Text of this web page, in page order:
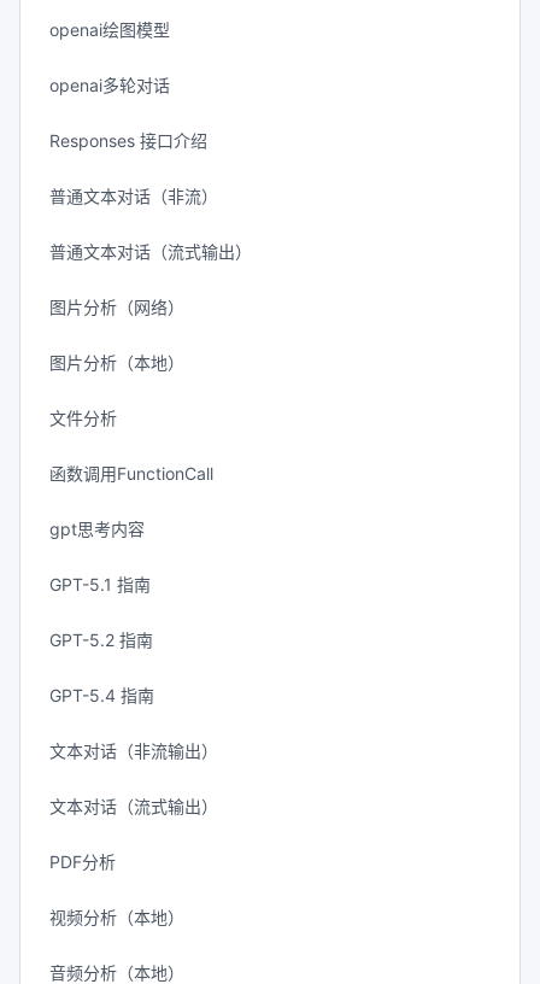
openai绘图模型
openai多轮对话
Responses 接口介绍
普通文本对话（非流）
普通文本对话（流式输出）
图片分析（网络）
图片分析（本地）
文件分析
函数调用FunctionCall
gpt思考内容
GPT-5.1 指南
GPT-5.2 指南
GPT-5.4 指南
文本对话（非流输出）
文本对话（流式输出）
PDF分析
视频分析（本地）
音频分析（本地）